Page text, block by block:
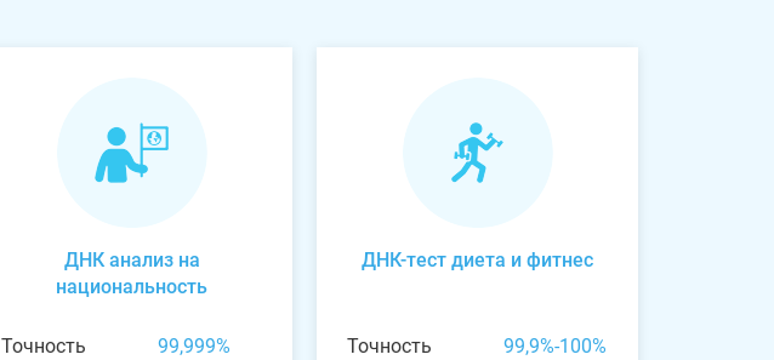
ДНК анализ на
национальность
Точность
99,999%
ДНК-тест диета и фитнес
Точность
99,9%-100%